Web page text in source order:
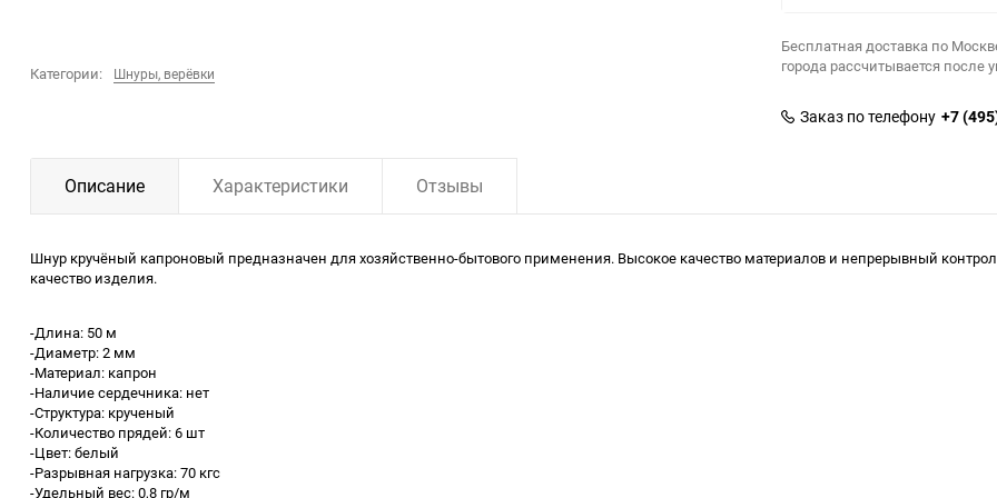
Категории: Шнуры, верёвки
Бесплатная доставка по
города рассчитывается
Заказ по телефону +7
Описание Характеристики Отзывы
Шнур кручёный капроновый предназначен для хозяйственно-бытового применения. Высокое качество материалов и непрерывный
качество изделия.
-Длина: 50 м
-Диаметр: 2 мм
-Материал: капрон
-Наличие сердечника: нет
-Структура: крученый
-Количество прядей: 6 шт
-Цвет: белый
-Разрывная нагрузка: 70 кгс
-Удельный вес: 0,8 гр/м